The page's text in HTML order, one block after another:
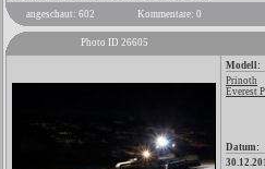
angeschaut: 602
Kommentare: 0
Photo ID 26605
Modell:
Prinoth
Everest
Datum: